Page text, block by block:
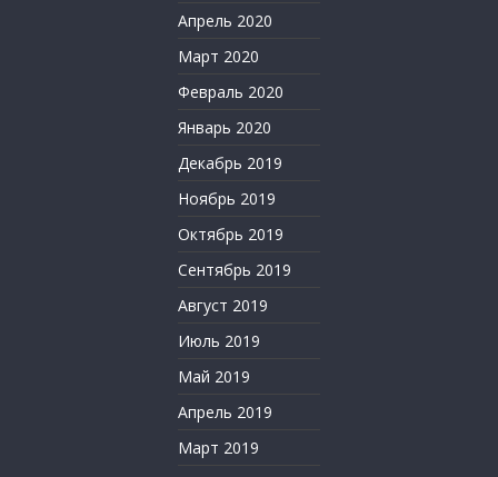
Апрель 2020
Март 2020
Февраль 2020
Январь 2020
Декабрь 2019
Ноябрь 2019
Октябрь 2019
Сентябрь 2019
Август 2019
Июль 2019
Май 2019
Апрель 2019
Март 2019